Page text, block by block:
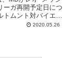
ーガ再開予定日につ
ムント対バイエル
2020.05.26